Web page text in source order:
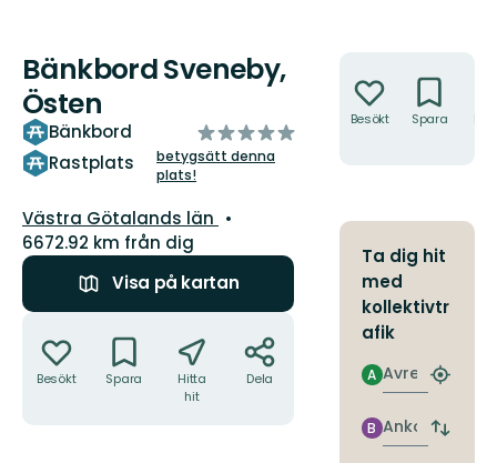
Bänkbord Sveneby,
Östen
Bänkbord
Rastplats
av
5
stjärnor
betygsätt denna
plats!
Län:
Västra Götalands län
6672.92 km från dig
Visa på kartan
Besökt Spara
Hitta
hit
Dela
Besökt Spara
Ta dig hit
med
kollektivtr
afik
Avresa
A
Hitta
Ankomst
B
Byt